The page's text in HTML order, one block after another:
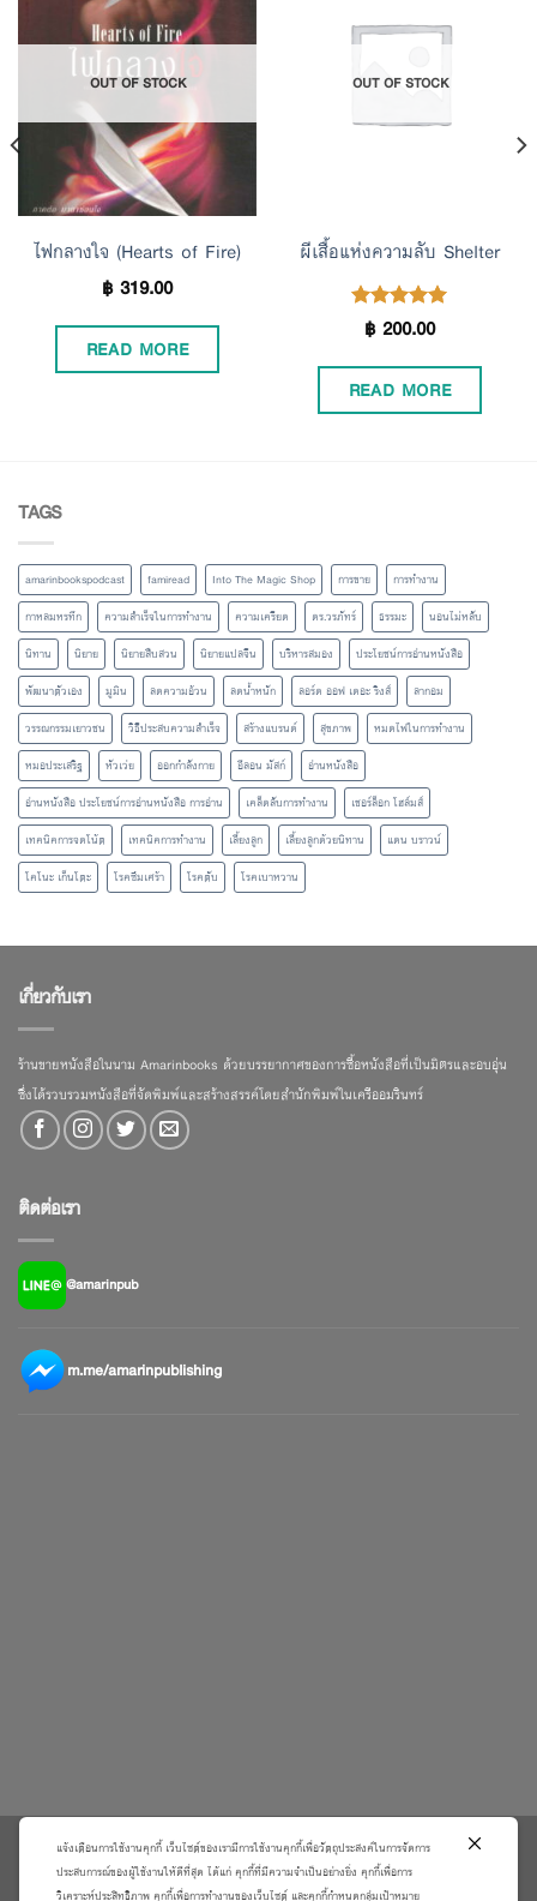
Add to
OUT OF STOCK
ไฟกลางใจ (Hearts of Fire)
฿319.00
READ MORE
OUT OF STOCK
ผีเสื้อแห่งความลับ Shelter
Rated5.00
฿200.00
READ MORE
TAGS
amarinbookspodcast famiread Into The Magic Shop การขาย
การทำงาน
กาหลมหรทึก
ความสำเร็จในการทำงาน ความเครียด ดร.วรภัทร์ ธรรมะ
นอนไม่หลับ
นิทาน
นิยาย นิยายสืบสวน นิยายแปลจีน บริหารสมอง
ประโยชน์การอ่านหนังสือ
พัฒนาตัวเอง
มูมิน ลดความอ้วน ลดน้ำหนัก ลอร์ด ออฟ เดอะ ริงส์
ลากอม
วรรณกรรมเยาวชน
วิธีประสบความสำเร็จ สร้างแบรนด์ สุขภาพ
หมดไฟในการทำงาน
หมอประเสริฐ
หัวเว่ย ออกกำลังกาย อีลอน มัสก์
อ่านหนังสือ
อ่านหนังสือ ประโยชน์การอ่านหนังสือ การอ่าน
เคล็ดลับการทำงาน
เชอร์ล็อก โฮล์มส์
เทคนิคการจดโน้ต
เทคนิคการทำงาน เลี้ยงลูก เลี้ยงลูกด้วยนิทาน
แดน บราวน์
โคโนะ เก็นโตะ
โรคซึมเศร้า โรคตับ โรคเบาหวาน
เกี่ยวกับเรา
ร้านขายหนังสือในนาม Amarinbooks ด้วยบรรยากาศของการซื้อหนังสือที่เป็นมิตรและอบอุ่น
ซึ่งได้รวบรวมหนังสือที่จัดพิมพ์และสร้างสรรค์โดยสำนักพิมพ์ในเครืออมรินทร์
ติดต่อเรา
@amarinpub
m.me/amarinpublishing
\
แจ้งเตือนการใช้งานคุกกี้ เว็บไซต์ของเรามีการใช้งานคุกกี้เพื่อวัตถุประสงค์ในการจัดการ
ประสบการณ์ของผู้ใช้งานให้ดีที่สุด ได้แก่ คุกกี้ที่มีความจำเป็นอย่างยิ่ง คุกกี้เพื่อการ
วิเคราะห์ประสิทธิภาพ คุกกี้เพื่อการทำงานของเว็บไซต์ และคุกกี้กำหนดกลุ่มเป้าหมาย